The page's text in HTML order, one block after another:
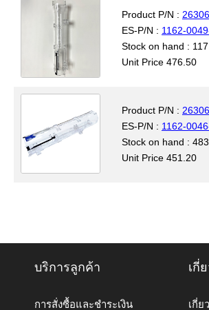
Product P/N :
ES-P/N : 1162-
Stock on hand : 117
Unit Price 476.50
Product P/N :
ES-P/N : 1162-
Stock on hand : 483
Unit Price 451.20
บริการลูกค้า
การสั่งซื้อและชำระเงิน
เกี่
เกี่ย